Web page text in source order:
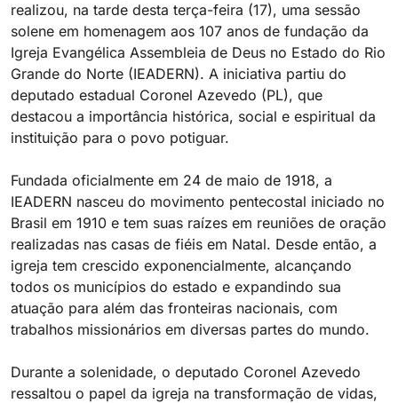
realizou, na tarde desta terça-feira (17), uma sessão
solene em homenagem aos 107 anos de fundação da
Igreja Evangélica Assembleia de Deus no Estado do Rio
Grande do Norte (IEADERN). A iniciativa partiu do
deputado estadual Coronel Azevedo (PL), que
destacou a importância histórica, social e espiritual da
instituição para o povo potiguar.
Fundada oficialmente em 24 de maio de 1918, a
IEADERN nasceu do movimento pentecostal iniciado no
Brasil em 1910 e tem suas raízes em reuniões de oração
realizadas nas casas de fiéis em Natal. Desde então, a
igreja tem crescido exponencialmente, alcançando
todos os municípios do estado e expandindo sua
atuação para além das fronteiras nacionais, com
trabalhos missionários em diversas partes do mundo.
Durante a solenidade, o deputado Coronel Azevedo
ressaltou o papel da igreja na transformação de vidas,